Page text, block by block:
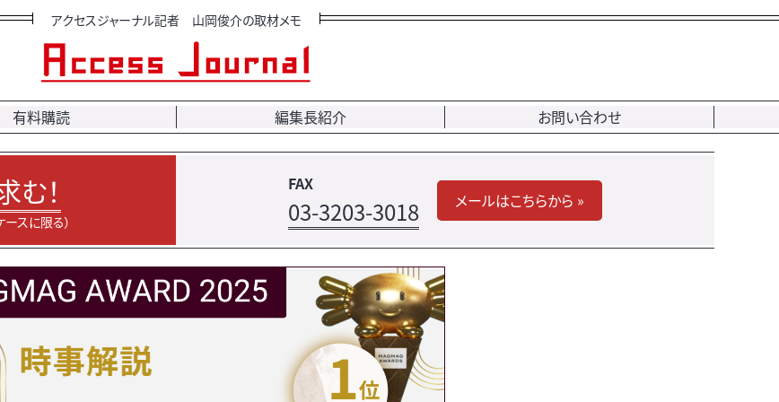
アクセスジャーナル記者 山岡俊介の取材メモ
有料購読 編集長紹介 お問い合わせ
む！
スに限る）
FAX
03-3203-3018 メールはこちらから »